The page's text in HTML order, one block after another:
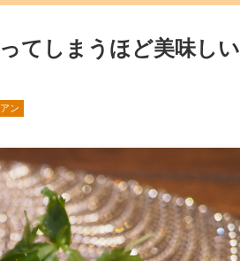
てしまうほど美味しい
ン